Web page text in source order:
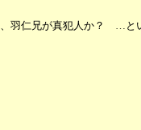
羽仁兄が真犯人か？ …と